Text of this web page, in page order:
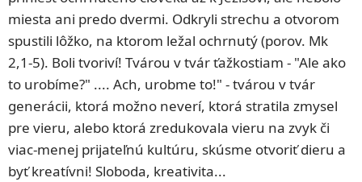
miesta ani predo dvermi. Odkryli strechu a otvorom
spustili lôžko, na ktorom ležal ochrnutý (porov. Mk
2,1-5). Boli tvoriví! Tvárou v tvár ťažkostiam - "Ale ako
to urobíme?" .... Ach, urobme to!" - tvárou v tvár
generácii, ktorá možno neverí, ktorá stratila zmysel
pre vieru, alebo ktorá zredukovala vieru na zvyk či
viac-menej prijateľnú kultúru, skúsme otvoriť dieru a
byť kreatívni! Sloboda, kreativita...